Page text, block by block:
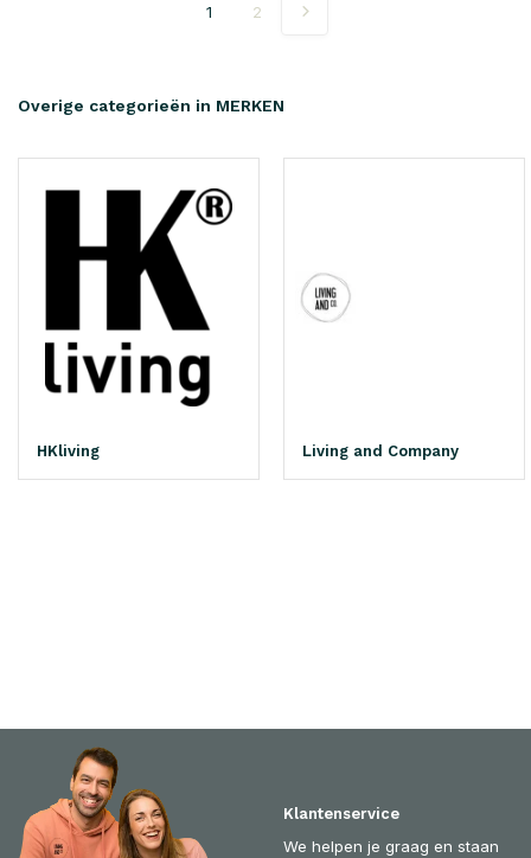
1 2
Overige categorieën in MERKEN
HKliving Living and Company
Klantenservice
We helpen je graag en staan